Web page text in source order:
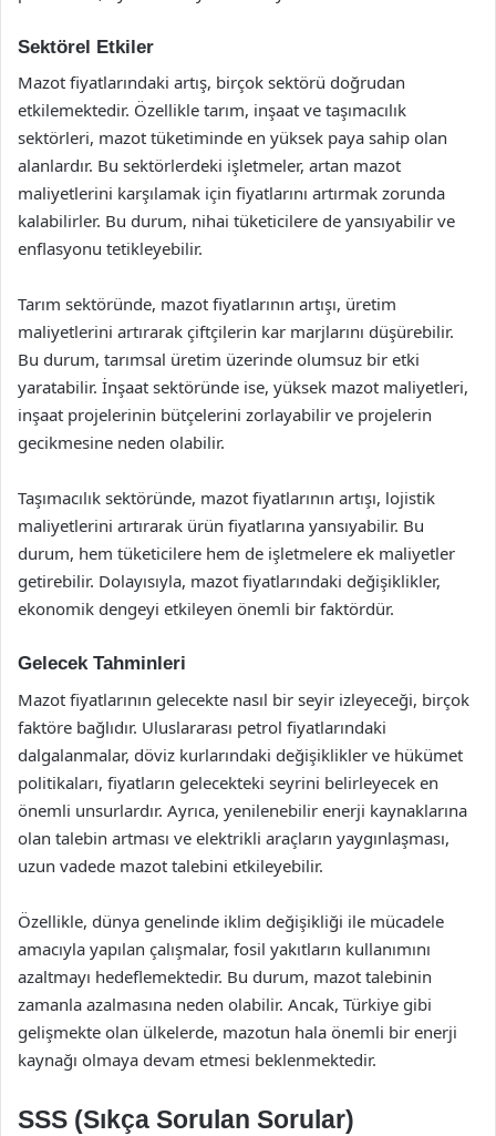
Sektörel Etkiler
Mazot fiyatlarındaki artış, birçok sektörü doğrudan
etkilemektedir. Özellikle tarım, inşaat ve taşımacılık
sektörleri, mazot tüketiminde en yüksek paya sahip olan
alanlardır. Bu sektörlerdeki işletmeler, artan mazot
maliyetlerini karşılamak için fiyatlarını artırmak zorunda
kalabilirler. Bu durum, nihai tüketicilere de yansıyabilir ve
enflasyonu tetikleyebilir.
Tarım sektöründe, mazot fiyatlarının artışı, üretim
maliyetlerini artırarak çiftçilerin kar marjlarını düşürebilir.
Bu durum, tarımsal üretim üzerinde olumsuz bir etki
yaratabilir. İnşaat sektöründe ise, yüksek mazot maliyetleri,
inşaat projelerinin bütçelerini zorlayabilir ve projelerin
gecikmesine neden olabilir.
Taşımacılık sektöründe, mazot fiyatlarının artışı, lojistik
maliyetlerini artırarak ürün fiyatlarına yansıyabilir. Bu
durum, hem tüketicilere hem de işletmelere ek maliyetler
getirebilir. Dolayısıyla, mazot fiyatlarındaki değişiklikler,
ekonomik dengeyi etkileyen önemli bir faktördür.
Gelecek Tahminleri
Mazot fiyatlarının gelecekte nasıl bir seyir izleyeceği, birçok
faktöre bağlıdır. Uluslararası petrol fiyatlarındaki
dalgalanmalar, döviz kurlarındaki değişiklikler ve hükümet
politikaları, fiyatların gelecekteki seyrini belirleyecek en
önemli unsurlardır. Ayrıca, yenilenebilir enerji kaynaklarına
olan talebin artması ve elektrikli araçların yaygınlaşması,
uzun vadede mazot talebini etkileyebilir.
Özellikle, dünya genelinde iklim değişikliği ile mücadele
amacıyla yapılan çalışmalar, fosil yakıtların kullanımını
azaltmayı hedeflemektedir. Bu durum, mazot talebinin
zamanla azalmasına neden olabilir. Ancak, Türkiye gibi
gelişmekte olan ülkelerde, mazotun hala önemli bir enerji
kaynağı olmaya devam etmesi beklenmektedir.
SSS (Sıkça Sorulan Sorular)